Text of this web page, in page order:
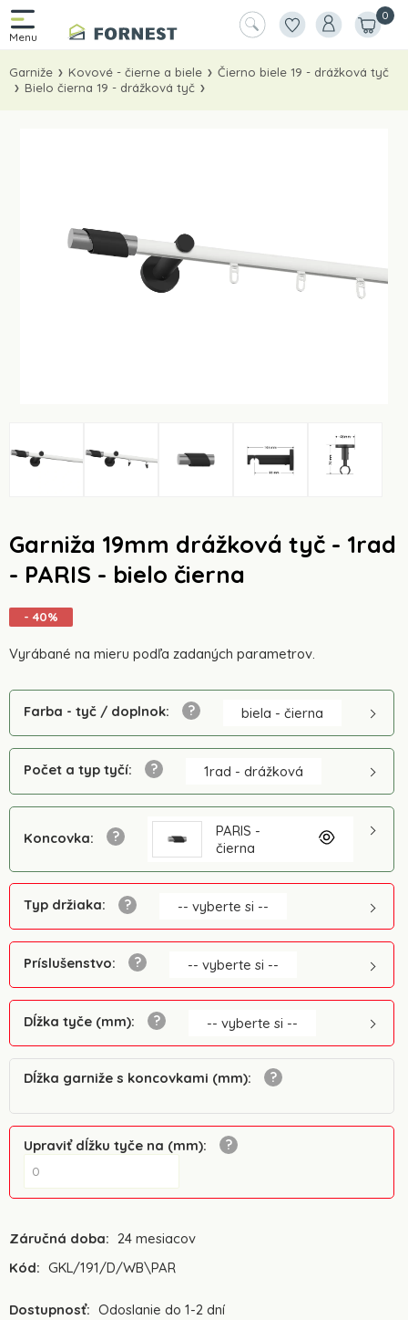
0
Garniže Kovové - čierne a biele
Čierno biele 19 - drážková tyč
Bielo čierna 19 - drážková tyč
Garniža 19mm drážková tyč - 1rad
- PARIS - bielo čierna
- 40%
Vyrábané na mieru podľa zadaných parametrov.
Farba - tyč / doplnok: biela - čierna
Počet a typ tyčí: 1rad - drážková
Koncovka:
PARIS -
čierna
Typ držiaka: -- vyberte si --
Príslušenstvo: -- vyberte si --
Dĺžka tyče (mm): -- vyberte si --
Dĺžka garniže s koncovkami (mm):
Upraviť dĺžku tyče na (mm):
Záručná doba: 24 mesiacov
Kód: GKL/191/D/WB\PAR
Dostupnosť: Odoslanie do 1-2 dní